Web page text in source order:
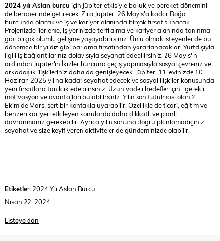
2024 yılı Aslan burcu için Jüpiter etkisiyle bolluk ve bereket dönemini
de beraberinde getirecek. Zira Jüpiter, 26 Mayıs'a kadar Boğa
burcunda olacak ve iş ve kariyer alanında birçok fırsat sunacak.
Projenizde ilerleme, iş yerinizde terfi alma ve kariyer alanında tanınma
gibi birçok olumlu gelişme yaşayabilirsiniz. Ünlü olmak isteyenler de bu
dönemde bir yıldız gibi parlama fırsatından yararlanacaklar. Yurtdışıyla
ilgili iş bağlantılarınız dolayısıyla seyahat edebilirsiniz. 26 Mayıs'ın
ardından Jüpiter'in İkizler burcuna geçiş yapmasıyla sosyal çevreniz ve
arkadaşlık ilişkileriniz daha da genişleyecek. Jüpiter, 11. evinizde 10
Haziran 2025 yılına kadar seyahat edecek ve sosyal ilişkiler konusunda
yeni fırsatlara tanıklık edebilirsiniz. Uzun vadeli hedefler için gerekli
motivasyon ve avantajları bulabilirsiniz. Yılın son tutulması olan 2
Ekim'de Mars, sert bir kontakla uyarabilir. Özellikle de ticari, eğitim ve
benzeri kariyeri etkileyen konularda daha dikkatli ve planlı
davranmanız gerekebilir. Ayrıca yılın sonuna doğru planlamadığınız
seyahat ve size keyif veren aktiviteler de gündeminizde olabilir.
Etiketler: 2024 Yılı Aslan Burcu
Nisan 22, 2024
Listeye dön